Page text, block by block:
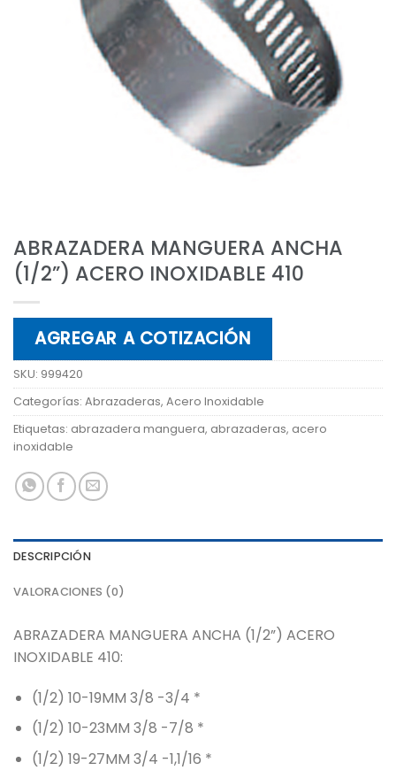
ABRAZADERA MANGUERA ANCHA
(1/2”) ACERO INOXIDABLE 410
AGREGAR A COTIZACIÓN
SKU: 999420
Categorías: Abrazaderas, Acero Inoxidable
Etiquetas: abrazadera manguera, abrazaderas, acero
inoxidable
DESCRIPCIÓN
VALORACIONES (0)
ABRAZADERA MANGUERA ANCHA (1/2”) ACERO
INOXIDABLE 410:
(1/2) 10-19MM 3/8 -3/4 *
(1/2) 10-23MM 3/8 -7/8 *
(1/2) 19-27MM 3/4 -1,1/16 *